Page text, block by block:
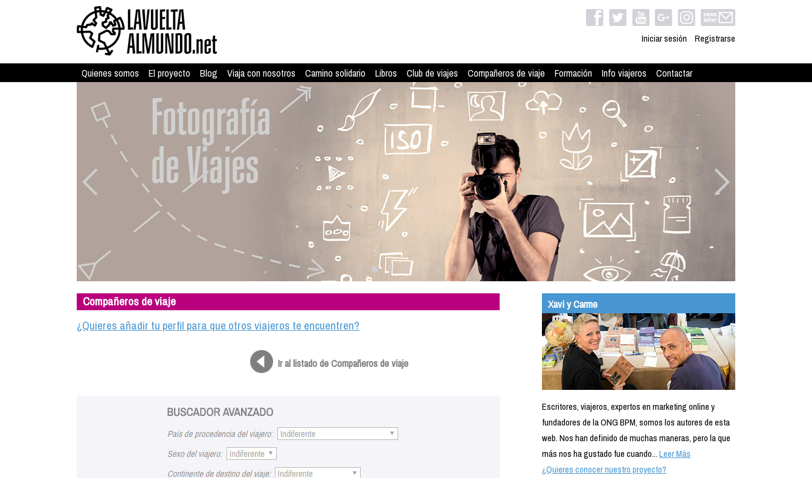
Iniciar sesión Registrarse
Quienes somos El proyecto Blog Viaja con nosotros Camino solidario Libros Club de viajes Compañeros de viaje Formación Info viajeros Contactar
Compañeros de viaje
¿Quieres añadir tu perfil para que otros viajeros te encuentren?
Ir al listado de Compañeros de viaje
Xavi y Carme
Escritores, viajeros, expertos en marketing online y
fundadores de la ONG BPM, somos los autores de esta
web. Nos han definido de muchas maneras, pero la que
más nos ha gustado fue cuando...Leer Más
¿Quieres conocer nuestro proyecto?